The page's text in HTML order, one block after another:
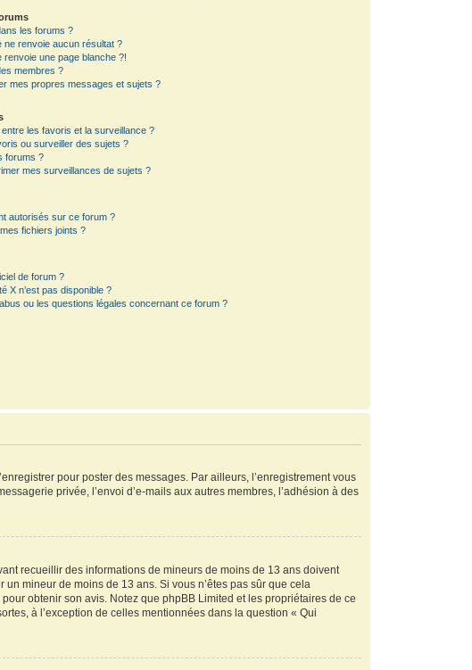
les forums ?
ne renvoie aucun résultat ?
renvoie une page blanche ?!
membres ?
mes propres messages et sujets ?
les favoris et la surveillance ?
ou surveiller des sujets ?
forums ?
mes surveillances de sujets ?
autorisés sur ce forum ?
fichiers joints ?
de forum ?
X n’est pas disponible ?
ou les questions légales concernant ce forum ?
pour poster des messages. Par ailleurs, l’enregistrement vous
privée, l’envoi d’e-mails aux autres membres, l’adhésion à des
recueillir des informations de mineurs de moins de 13 ans doivent
mineur de moins de 13 ans. Si vous n’êtes pas sûr que cela
obtenir son avis. Notez que phpBB Limited et les propriétaires de ce
à l’exception de celles mentionnées dans la question « Qui